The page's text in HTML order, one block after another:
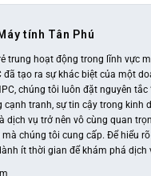
tính Tân Phú
trung hoạt động trong lĩnh vực
đã tạo ra sự khác biệt của một
chúng tôi luôn đặt nguyên
tranh, sự tin cậy trong kinh
dịch vụ trở nên vô cùng quan
chúng tôi cung cấp. Để hiểu
ít thời gian để khám phá dịch